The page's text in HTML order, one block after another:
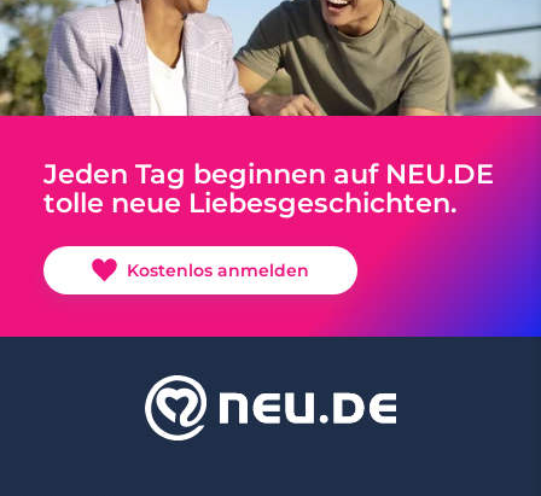
Jeden Tag beginnen auf NEU.DE
tolle neue Liebesgeschichten.
Kostenlos anmelden